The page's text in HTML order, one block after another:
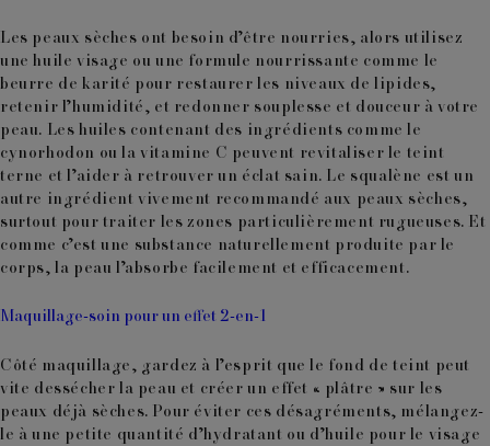
Les peaux sèches ont besoin d’être nourries, alors utilisez
unehuile visage ou une formule nourrissante comme le
beurre de karité pour restaurer les niveaux de lipides,
retenir l’humidité, et redonner souplesse et douceur à votre
peau. Les huiles contenant des ingrédients comme le
cynorhodon ou la vitamine C peuvent revitaliser le teint
terne et l’aider à retrouver un éclat sain. Le squalène est un
autre ingrédient vivement recommandé aux peaux sèches,
surtout pour traiter les zones particulièrement rugueuses. Et
comme c’est une substance naturellement produite par le
corps, la peau l’absorbe facilement et efficacement.
Maquillage-soin pour un effet 2-en-1
Côté maquillage, gardez à l’esprit que le fond de teint peut
vite dessécher la peau et créer un effet « plâtre » sur les
peaux déjà sèches. Pour éviter ces désagréments, mélangez-
le à une petite quantité d’hydratant ou d’huile pour le visage